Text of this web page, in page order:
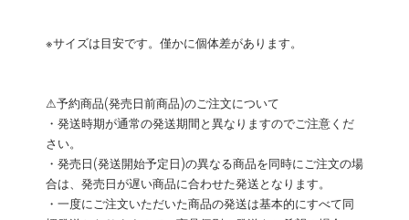
※サイズは目安です。僅かに個体差があります。
⚠予約商品(発売日前商品)のご注文について
・発送時期が通常の発送期間と異なりますのでご注意くだ
さい。
・発売日(発送開始予定日)の異なる商品を同時にご注文の場
合は、発売日が遅い商品に合わせた発送となります。
・一度にご注文いただいた商品の発送は基本的にすべて同